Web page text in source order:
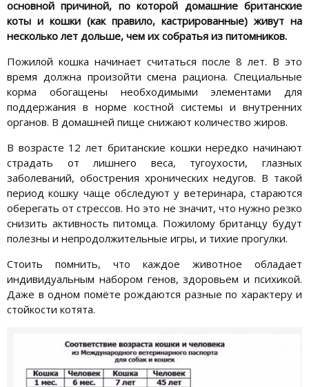
основной причиной, по которой домашние британские
коты и кошки (как правило, кастрированные) живут на
несколько лет дольше, чем их собратья из питомников.
Пожилой кошка начинает считаться после 8 лет. В это
время должна произойти смена рациона. Специальные
корма обогащены необходимыми элементами для
поддержания в норме костной системы и внутренних
органов. В домашней пище снижают количество жиров.
В возрасте 12 лет британские кошки нередко начинают
страдать от лишнего веса, тугоухости, глазных
заболеваний, обострения хронических недугов. В такой
период кошку чаще обследуют у ветеринара, стараются
оберегать от стрессов. Но это не значит, что нужно резко
снизить активность питомца. Пожилому британцу будут
полезны и непродолжительные игры, и тихие прогулки.
Стоить помнить, что каждое животное обладает
индивидуальным набором генов, здоровьем и психикой.
Даже в одном помёте рождаются разные по характеру и
стойкости котята.